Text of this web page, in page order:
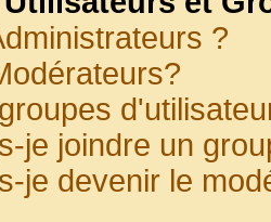
?
je joindre un
je devenir le